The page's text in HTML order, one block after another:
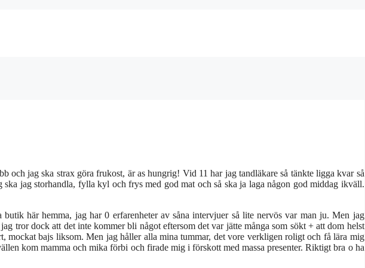
och jag ska strax göra frukost, är as hungrig! Vid 11 har jag tandläkare så tänkte ligga kvar så
jag storhandla, fylla kyl och frys med god mat och så ska ja laga någon god middag ikväll.
här hemma, jag har 0 erfarenheter av såna intervjuer så lite nervös var man ju. Men jag
tror dock att det inte kommer bli något eftersom det var jätte många som sökt + att dom helst
mockat bajs liksom. Men jag håller alla mina tummar, det vore verkligen roligt och få lära mig
kom mamma och mika förbi och firade mig i förskott med massa presenter. Riktigt bra o ha